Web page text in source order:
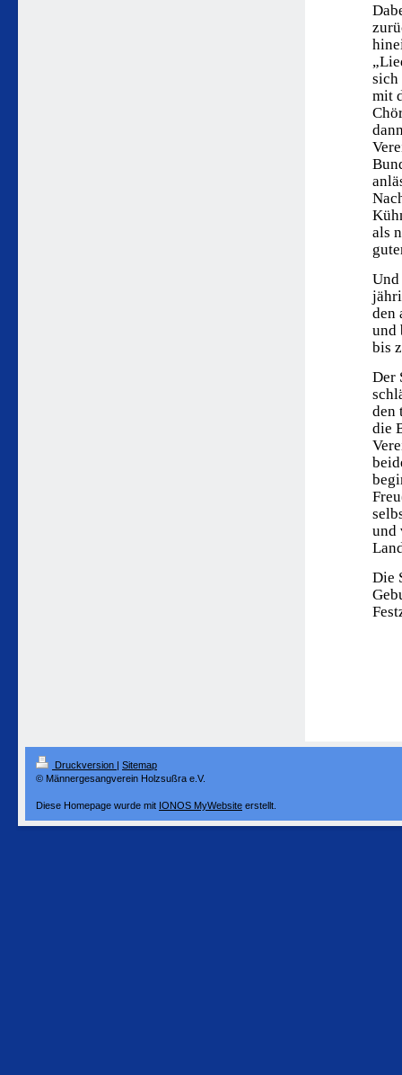
sich
mit
als
den
und
bis
Der
den
die
und
Die
Druckversion | Sitemap
© Männergesangverein Holzsußra e.V.
Diese Homepage wurde mit IONOS MyWebsite erstellt.